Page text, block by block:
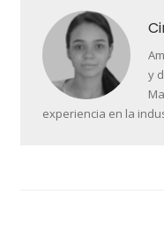
y
experiencia en la